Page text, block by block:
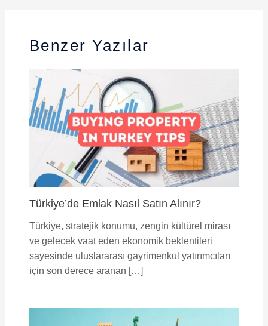
Benzer Yazılar
Türkiye’de Emlak Nasıl Satın Alınır?
Türkiye, stratejik konumu, zengin kültürel mirası
ve gelecek vaat eden ekonomik beklentileri
sayesinde uluslararası gayrimenkul yatırımcıları
için son derece aranan […]